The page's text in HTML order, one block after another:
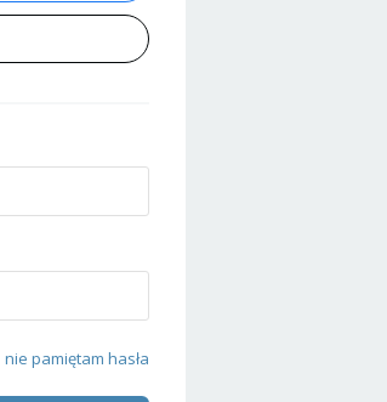
nie pamiętam hasła